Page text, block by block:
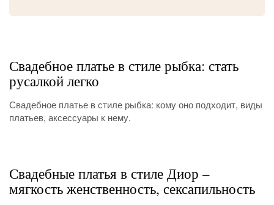
Свадебное платье в стиле рыбка: стать
русалкой легко
Свадебное платье в стиле рыбка: кому оно подходит, виды
платьев, аксессуары к нему.
Свадебные платья в стиле Диор –
мягкость женственность, сексапильность